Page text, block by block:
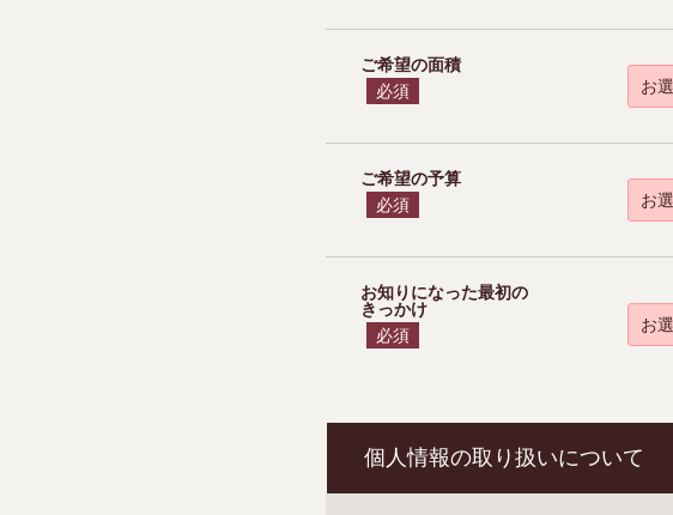
ご希望の面積
必須
ご希望の予算
必須
お知りになった最初の
きっかけ
必須
個人情報の取り扱いについて